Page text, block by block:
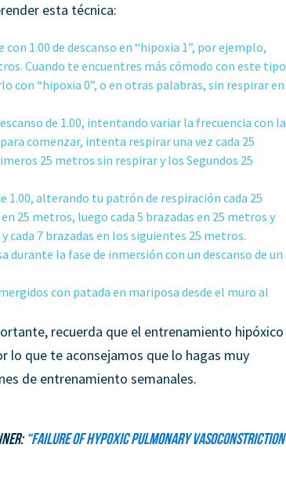
esta técnica:
1.00 de descanso en “hipoxia 1”, por ejemplo,
Cuando te encuentres más cómodo con este tipo
“hipoxia 0”, o en otras palabras, sin respirar en
de 1.00, intentando variar la frecuencia con la
comenzar, intenta respirar una vez cada 25
25 metros sin respirar y los Segundos 25
1.00, alterando tu patrón de respiración cada 25
25 metros, luego cada 5 brazadas en 25 metros y
cada 7 brazadas en los siguientes 25 metros.
durante la fase de inmersión con un descanso de un
con patada en mariposa desde el muro al
recuerda que el entrenamiento hipóxico
lo que te aconsejamos que lo hagas muy
de entrenamiento semanales.
“Failure of Hypoxic Pulmonary Vasoconstriction